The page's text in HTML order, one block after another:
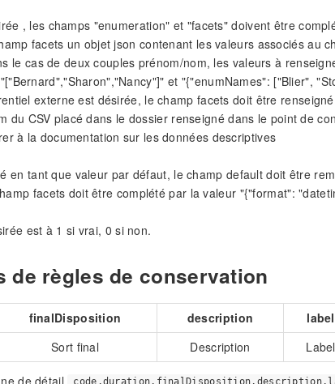
, les champs "enumeration" et "facets" doivent être
facets un objet json contenant les valeurs associés au
le cas de deux couples prénom/nom, les valeurs à
et "{"enumNames": ["Blier",
externe est désirée, le champ facets doit être
du CSV placé dans le dossier renseigné dans le point de
à la documentation sur les données descriptives
en tant que valeur par défaut, le champ default doit être
facets doit être complété par la valeur "{"format":
est à 1 si vrai, 0 si non.
de règles de conservation
finalDisposition description label
Sort final Description Label
de détail